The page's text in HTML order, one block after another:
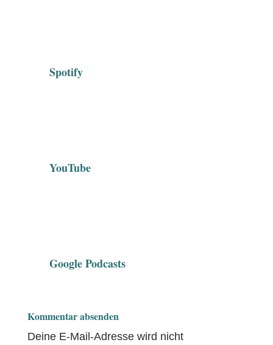
Spotify
YouTube
Google Podcasts
Kommentar absenden
Deine E-Mail-Adresse wird nicht